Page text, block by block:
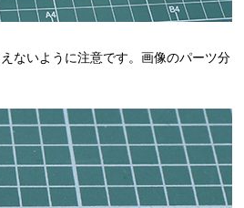
ないように注意です。画像のパーツ分